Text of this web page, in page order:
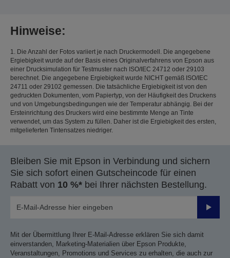
Hinweise:
1. Die Anzahl der Fotos variiert je nach Druckermodell. Die angegebene
Ergiebigkeit wurde auf der Basis eines Originalverfahrens von Epson aus
einer Drucksimulation für Testmuster nach ISO/IEC 24712 oder 29103
berechnet. Die angegebene Ergiebigkeit wurde NICHT gemäß ISO/IEC
24711 oder 29102 gemessen. Die tatsächliche Ergiebigkeit ist von den
gedruckten Dokumenten, vom Papiertyp, von der Häufigkeit des Druckens
und von Umgebungsbedingungen wie der Temperatur abhängig. Bei der
Ersteinrichtung des Druckers wird eine bestimmte Menge an Tinte
verwendet, um das System zu füllen. Daher ist die Ergiebigkeit des ersten,
mitgelieferten Tintensatzes niedriger.
Bleiben Sie mit Epson in Verbindung und sichern
Sie sich sofort einen Gutscheincode für einen
Rabatt von 10 %* bei Ihrer nächsten Bestellung.
Mit der Übermittlung Ihrer E-Mail-Adresse erklären Sie sich damit
einverstanden, Marketing-Materialien über Epson Produkte,
Veranstaltungen, Promotions und Services zu erhalten, die auch zur